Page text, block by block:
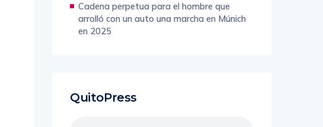
Cadena perpetua para el hombre que
arrolló con un auto una marcha en Múnich
en 2025
QuitoPress